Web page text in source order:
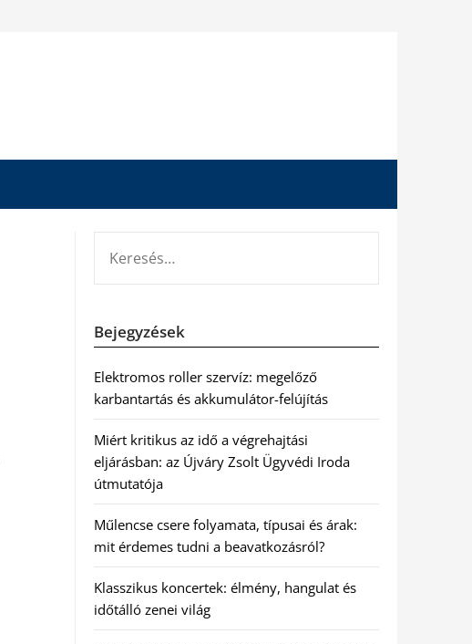
Bejegyzések
Elektromos roller szervíz: megelőző
karbantartás és akkumulátor-felújítás
Miért kritikus az idő a végrehajtási
eljárásban: az Újváry Zsolt Ügyvédi Iroda
útmutatója
Műlencse csere folyamata, típusai és árak:
mit érdemes tudni a beavatkozásról?
Klasszikus koncertek: élmény, hangulat és
időtálló zenei világ